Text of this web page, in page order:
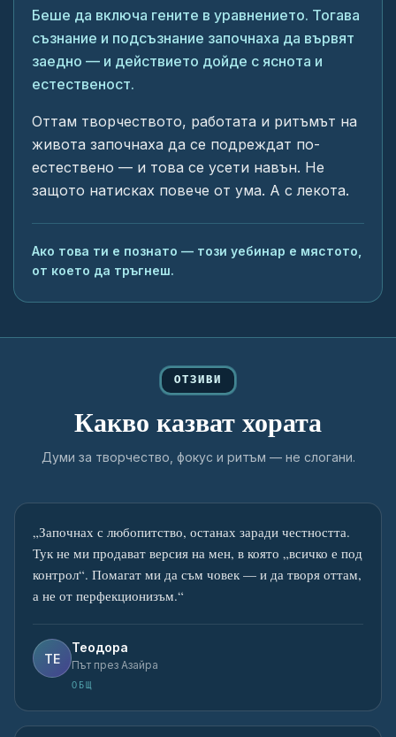
Беше да включа гените в уравнението. Тогава
съзнание и подсъзнание започнаха да вървят
заедно — и действието дойде с яснота и
естественост.
Оттам творчеството, работата и ритъмът на
живота започнаха да се подреждат по-
естествено — и това се усети навън. Не
защото натисках повече от ума. А с лекота.
Ако това ти е познато — този уебинар е мястото,
от което да тръгнеш.
ОТЗИВИ
Какво казват хората
Думи за творчество, фокус и ритъм — не слогани.
„Започнах с любопитство, останах заради честността.
Тук не ми продават версия на мен, в която „всичко е под
контрол“. Помагат ми да съм човек — и да творя оттам,
а не от перфекционизъм.“
ТЕ
Теодора
Път през Азайра
ОБЩ